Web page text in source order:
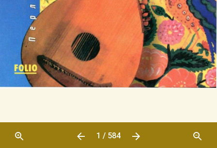
1 / 584